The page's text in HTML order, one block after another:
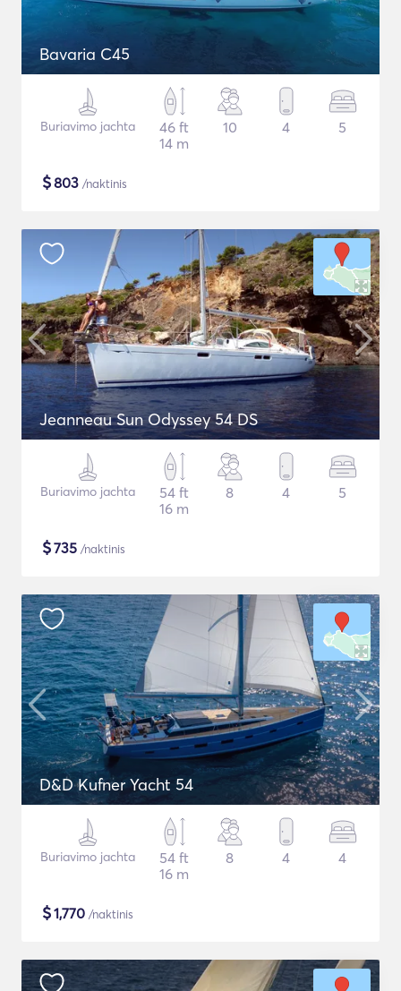
Bavaria C45
Buriavimo jachta
46 ft
14 m
10 4 5
$803 /naktinis
Jeanneau Sun Odyssey 54 DS
Buriavimo jachta
54 ft
16 m
8 4 5
$735 /naktinis
D&D Kufner Yacht 54
Buriavimo jachta
54 ft
16 m
8 4 4
$1,770 /naktinis